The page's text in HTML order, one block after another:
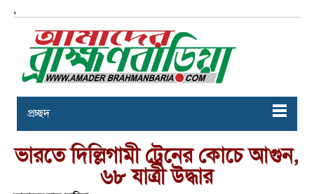
,
প্রচ্ছদ
ভারতে দিল্লিগামী ট্রেনের কোচে আগুন,
৬৮ যাত্রী উদ্ধার